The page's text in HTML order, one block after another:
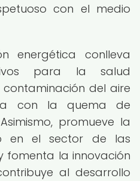
con el medio
energética conlleva
para la salud
del aire
con la quema de
promueve la
en el sector de las
fomenta la innovación
al desarrollo